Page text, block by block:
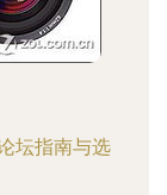
坛指南与选